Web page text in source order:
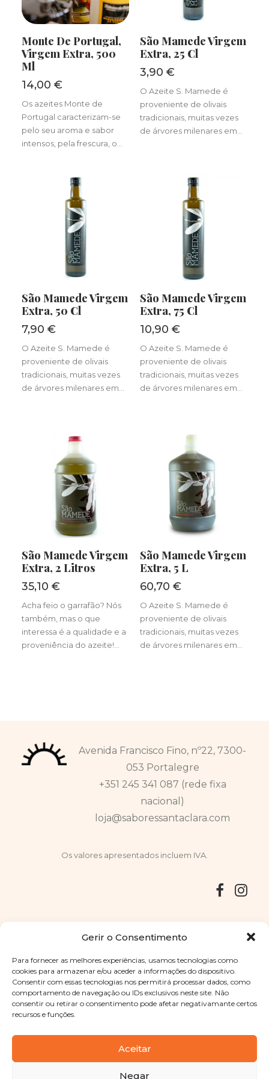
Gerir o Consentimento
Para fornecer as melhores experiências, usamos tecnologias como
cookies para armazenar e/ou aceder a informações do dispositivo.
Consentir com essas tecnologias nos permitirá processar dados, como
comportamento de navegação ou IDs exclusivos neste site. Não
consentir ou retirar o consentimento pode afetar negativamante certos
recursos e funções.
Aceitar
Negar
ADICIONAR
Monte De Portugal,
Virgem Extra, 500
Ml
14,00 €
Os azeites Monte de
Portugal caracterizam-se
pelo seu aroma e sabor
intensos, pela frescura, o…
LER MAIS
São Mamede Virgem
Extra, 25 Cl
3,90 €
O Azeite S. Mamede é
proveniente de olivais
tradicionais, muitas vezes
de árvores milenares em…
LER MAIS
São Mamede Virgem
Extra, 50 Cl
7,90 €
O Azeite S. Mamede é
proveniente de olivais
tradicionais, muitas vezes
de árvores milenares em…
LER MAIS
São Mamede Virgem
Extra, 75 Cl
10,90 €
O Azeite S. Mamede é
proveniente de olivais
tradicionais, muitas vezes
de árvores milenares em…
LER MAIS
São Mamede Virgem
Extra, 2 Litros
35,10 €
Acha feio o garrafão? Nós
também, mas o que
interessa é a qualidade e a
proveniência do azeite!…
LER MAIS
São Mamede Virgem
Extra, 5 L
60,70 €
O Azeite S. Mamede é
proveniente de olivais
tradicionais, muitas vezes
de árvores milenares em…
Avenida Francisco Fino, nº22, 7300-
053 Portalegre
+351 245 341 087 (rede fixa
nacional)
loja@saboressantaclara.com
Os valores apresentados incluem IVA.
Copyright © 2025 Sabores Santa Clara
. Todos os direitos
reservadosPolítica de Privacidade |Termos e condições
Designed byShift Your Branding Agency